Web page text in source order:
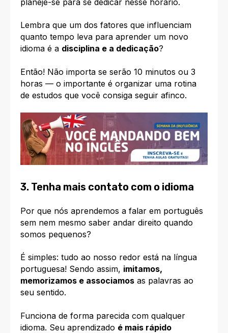
planeje-se para se dedicar nesse horário.
Lembra que um dos fatores que influenciam
quanto tempo leva para aprender um novo
idioma é a disciplina e a dedicação?
Então! Não importa se serão 10 minutos ou 3
horas — o importante é organizar uma rotina
de estudos que você consiga seguir afinco.
3. Tenha mais contato com o idioma
Por que nós aprendemos a falar em português
sem nem mesmo saber andar direito quando
somos pequenos?
É simples: tudo ao nosso redor está na língua
portuguesa! Sendo assim, imitamos,
memorizamos e associamos as palavras ao
seu sentido.
Funciona de forma parecida com qualquer
idioma. Seu aprendizado é mais rápido